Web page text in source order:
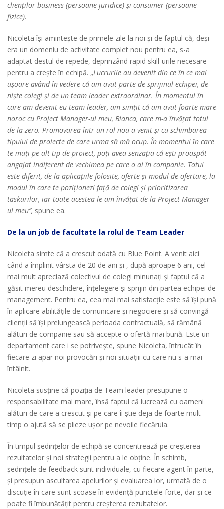
clienților business (persoane juridice) și consumer (persoane
fizice).
Nicoleta își amintește de primele zile la noi și de faptul că, deși
era un domeniu de activitate complet nou pentru ea, s-a
adaptat destul de repede, deprinzând rapid skill-urile necesare
pentru a crește în echipă. „Lucrurile au devenit din ce în ce mai
ușoare având în vedere că am avut parte de sprijinul echipei, de
niște colegi și de un team leader extraordinar. În momentul în
care am devenit eu team leader, am simțit că am avut foarte mare
noroc cu Project Manager-ul meu, Bianca, care m-a învățat totul
de la zero. Promovarea într-un rol nou a venit și cu schimbarea
tipului de proiecte de care urma să mă ocup. În momentul în care
te muți pe alt tip de proiect, poți avea senzația că ești proaspăt
angajat indiferent de vechimea pe care o ai în companie. Totul
este diferit, de la aplicațiile folosite, oferte și modul de ofertare, la
modul în care te poziționezi față de colegi și prioritizarea
taskurilor, iar toate acestea le-am învățat de la Project Manager-
ul meu”, spune ea.
De la un job de facultate la rolul de Team Leader
Nicoleta simte că a crescut odată cu Blue Point. A venit aici
când a împlinit vârsta de 20 de ani și , după aproape 6 ani, cel
mai mult apreciază colectivul de colegi minunați și faptul că a
găsit mereu deschidere, înțelegere și sprijin din partea echipei de
management. Pentru ea, cea mai mai satisfacție este să își pună
în aplicare abilitățile de comunicare și negociere și să convingă
clienții să își prelungească perioada contractuală, să rămână
alături de companie sau să accepte o ofertă mai bună. Este un
departament care i se potrivește, spune Nicoleta, întrucât în
fiecare zi apar noi provocări și noi situațiii cu care nu s-a mai
întâlnit.
Nicoleta susține că poziția de Team leader presupune o
responsabilitate mai mare, însă faptul că lucrează cu oameni
alături de care a crescut și pe care îi știe deja de foarte mult
timp o ajută să se plieze ușor pe nevoile fiecăruia.
În timpul ședințelor de echipă se concentrează pe creșterea
rezultatelor și noi strategii pentru a le obține. În schimb,
ședințele de feedback sunt individuale, cu fiecare agent în parte,
și presupun ascultarea apelurilor și evaluarea lor, urmată de o
discuție în care sunt scoase în evidență punctele forte, dar și ce
poate fi îmbunătățit pentru creșterea rezultatelor.